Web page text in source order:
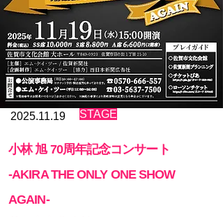
2025.11.19 ​STAGE
小林 旭 70周年記念コンサート
-AKIRA THE ONLY ONE SHOW
AGAIN-